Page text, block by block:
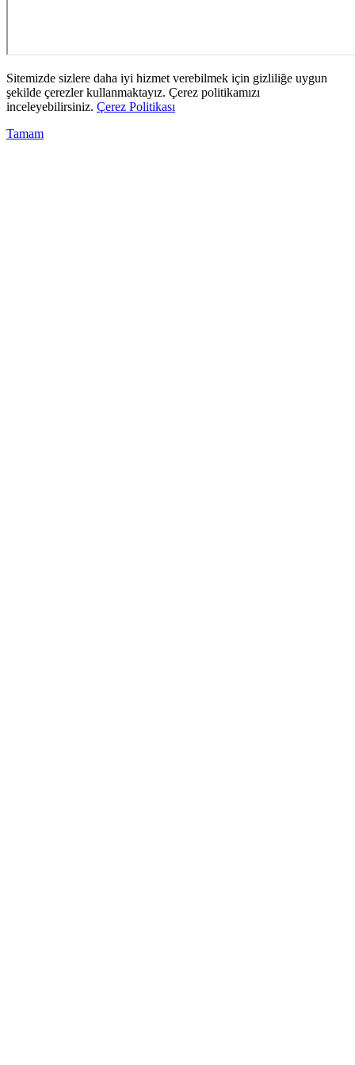
Sitemizde sizlere daha iyi hizmet verebilmek için gizliliğe uygun
şekilde çerezler kullanmaktayız. Çerez politikamızı
inceleyebilirsiniz. Çerez Politikası
Tamam